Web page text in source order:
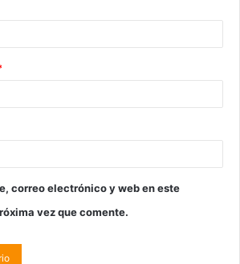
correo electrónico y web en este
vez que comente.